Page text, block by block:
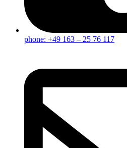
phone: +49 163 – 25 76 117